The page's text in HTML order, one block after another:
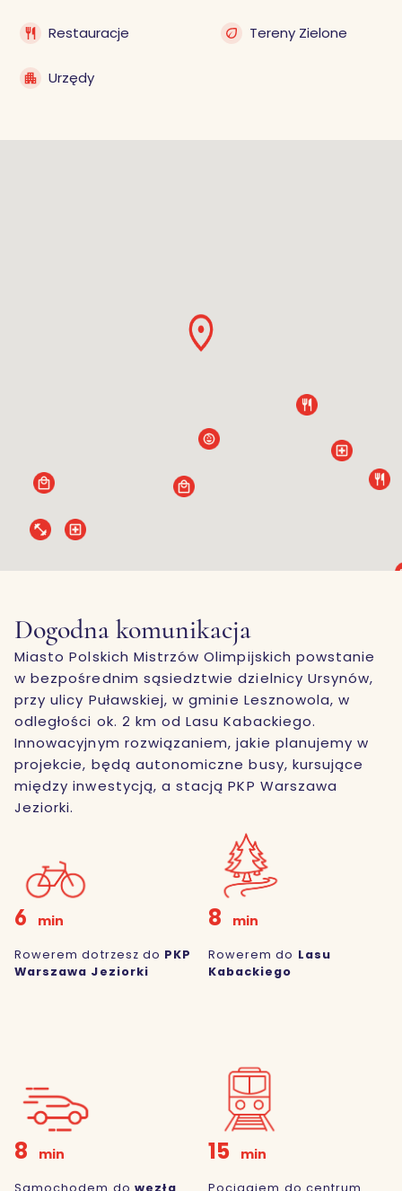
Restauracje Tereny Zielone
Urzędy
Dogodna komunikacja
Miasto Polskich Mistrzów Olimpijskich powstanie
w bezpośrednim sąsiedztwie dzielnicy Ursynów,
przy ulicy Puławskiej, w gminie Lesznowola, w
odległości ok. 2 km od Lasu Kabackiego.
Innowacyjnym rozwiązaniem, jakie planujemy w
projekcie, będą autonomiczne busy, kursujące
między inwestycją, a stacją PKP Warszawa
Jeziorki.
6 min
Rowerem dotrzesz do PKP
Warszawa Jeziorki
8 min
Rowerem do Lasu
Kabackiego
8 min 15 min